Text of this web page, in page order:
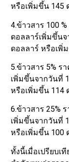
หรือเพิ่มขึ้น 145
4.ข้าวสาร 100
ดอลลาร์เพิ่มขึ้น
ดอลลาร์ หรือเพิ่
5.ข้าวสาร 5% ร
เพิ่มขึ้นจากวันที่
หรือเพิ่มขึ้น 114
6.ข้าวสาร 25%
เพิ่มขึ้นจากวันที่
หรือเพิ่มขึ้น 100
ทั้งนี้เมื่อเปรียบเ